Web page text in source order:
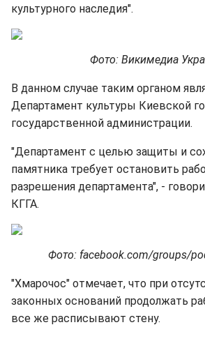
культурного наследия".
Фото: Викимедиа
В данном случае таким органом
Департамент культуры Киевской
государственной администрации.
"Департамент с целью защиты и
памятника требует остановить
разрешения департамента", -
КГГА.
Фото: facebook.com/groups/
"Хмарочос" отмечает, что при
законных оснований продолжать
все же расписывают стену.